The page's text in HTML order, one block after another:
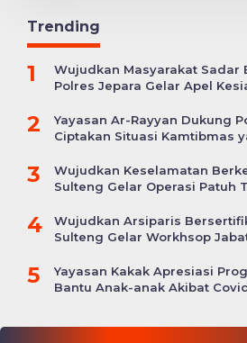
Trending
1
Wujudkan Masyarakat Sadar
Polres Jepara Gelar Apel
2
Yayasan Ar-Rayyan Dukung
Ciptakan Situasi Kamtibmas
3
Wujudkan Keselamatan
Sulteng Gelar Operasi Patuh
4
Wujudkan Arsiparis
Sulteng Gelar Workhsop
5
Yayasan Kakak Apresiasi
Bantu Anak-anak Akibat